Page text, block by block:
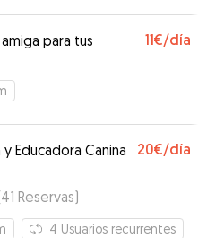
gracias!!!”
para tus
11€/día
Educadora Canina
20€/día
41 Reservas)
4 Usuarios recurrentes